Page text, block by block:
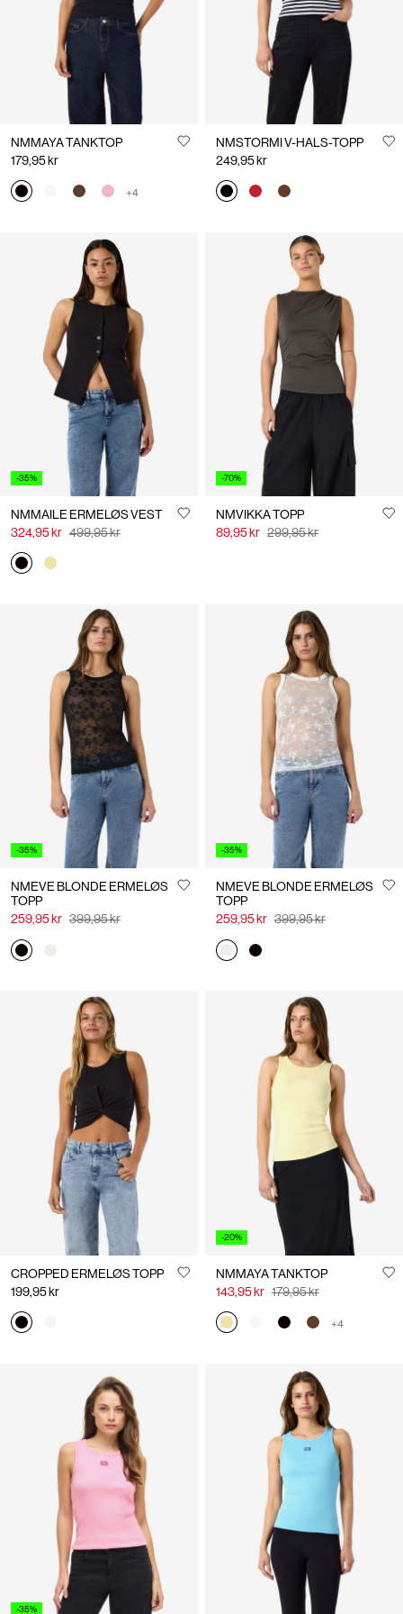
NMMAYA TANKTOP
179,95 kr
+4
NMSTORMI V-HALS-TOPP
249,95 kr
-35%
NMMAILE ERMELØS VEST
324,95 kr 499,95 kr
-70%
NMVIKKA TOPP
89,95 kr 299,95 kr
-35%
NMEVE BLONDE ERMELØS
TOPP
259,95 kr 399,95 kr
-35%
NMEVE BLONDE ERMELØS
TOPP
259,95 kr 399,95 kr
CROPPED ERMELØS TOPP
199,95 kr
-20%
NMMAYA TANKTOP
143,95 kr 179,95 kr
+4
-35%